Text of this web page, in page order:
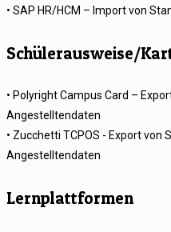
• SAP HR/HCM – Import von
Schülerausweise/
• Polyright Campus Card –
Angestelltendaten
• Zucchetti TCPOS - Export von
Angestelltendaten
Lernplattformen